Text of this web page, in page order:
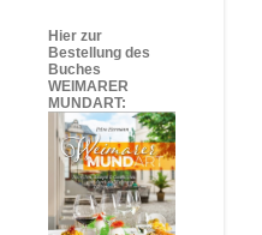
Hier zur
Bestellung des
Buches
WEIMARER
MUNDART: